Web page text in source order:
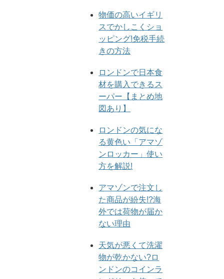
物価の高いイギリ
スでかしこくショ
ッピング!免税手続
きの方法
ロンドンで日本食
材を購入できるス
ーパー【まとめ地
図あり】
ロンドンの気にな
る黄色い「アマゾ
ンロッカー」使い
方を解説!
アマゾンで注文し
た商品が紛失!?海
外では荷物が届か
ない理由
天気が悪くて洗濯
物が乾かない?ロ
ンドンのコインラ